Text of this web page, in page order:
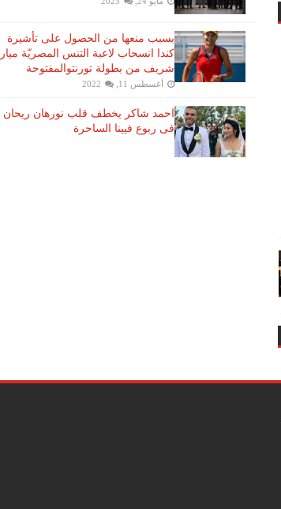
بسبب منعها من الحصول على تأشيرة
كندا انسحاب لاعبة ​التنس​ المصريّة ​ميار
شريف​ من بطولة ​تورنتو​المفتوحة
أغسطس 11, 2022
احمد شاكر يخطف قلب نورهان ريحان
فى ربوع فيينا الساحرة